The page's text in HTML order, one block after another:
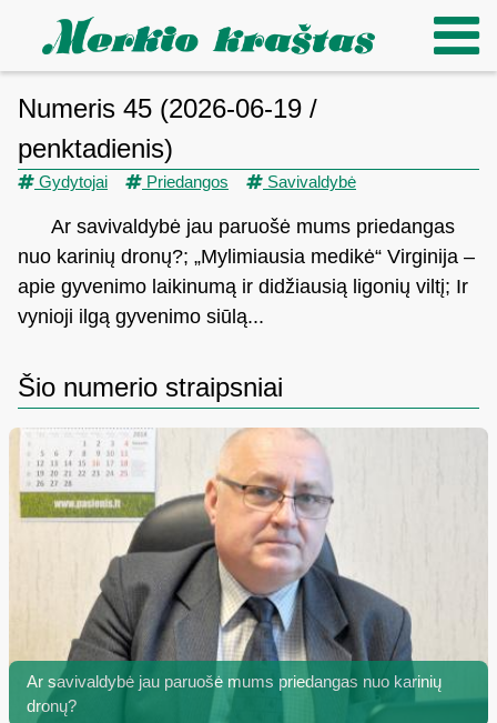
Numeris 45 (2026-06-19 /
penktadienis)
Gydytojai Priedangos Savivaldybė
Ar savivaldybė jau paruošė mums priedangas
nuo karinių dronų?; „Mylimiausia medikė“ Virginija –
apie gyvenimo laikinumą ir didžiausią ligonių viltį; Ir
vynioji ilgą gyvenimo siūlą...
Šio numerio straipsniai
Ar savivaldybė jau paruošė mums priedangas nuo karinių
dronų?